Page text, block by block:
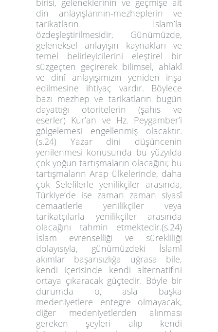
birisi, geleneklerinin ve geçmişe ait
din anlayışlarının-mezheplerin ve
tarikatların- İslam’la
özdeşleştirilmesidir. Günümüzde,
geleneksel anlayışın kaynakları ve
temel belirleyicilerini eleştirel bir
süzgeçten geçirerek bilimsel, ahlakî
ve dinî anlayışımızın yeniden inşa
edilmesine ihtiyaç vardır. Böylece
bazı mezhep ve tarikatların bugün
dayattığı otoritelerin (şahıs ve
eserler) Kur’an ve Hz. Peygamber’i
gölgelemesi engellenmiş olacaktır.
(s.24) Yazar dini düşüncenin
yenilenmesi konusunda bu yüzyılda
çok yoğun tartışmaların olacağını; bu
tartışmaların Arap ülkelerinde, daha
çok Selefilerle yenilikçiler arasında,
Türkiye’de ise zaman zaman siyasî
cemaatlerle yenilikçiler veya
tarikatçılarla yenilikçiler arasında
olacağını tahmin etmektedir.(s.24)
İslam evrenselliği ve sürekliliği
dolayısıyla, günümüzdeki İslamî
akımlar başarısızlığa uğrasa bile,
kendi içerisinde kendi alternatifini
ortaya çıkaracak güçtedir. Böyle bir
durumda o, asla başka
medeniyetlere entegre olmayacak,
diğer medeniyetlerden alınması
gereken şeyleri alıp kendi